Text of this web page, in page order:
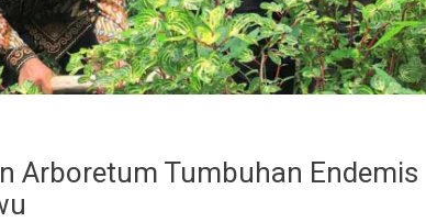
Arboretum Tumbuhan Endemis